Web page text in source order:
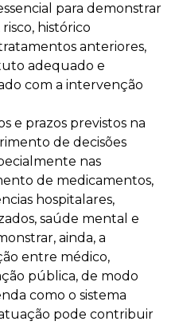
para demonstrar
histórico
anteriores,
adequado e
com a intervenção
e prazos previstos na
de decisões
nas
de medicamentos,
hospitalares,
saúde mental e
ainda, a
entre médico,
pública, de modo
como o sistema
pode contribuir